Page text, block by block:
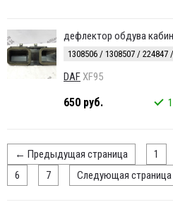
дефлектор обдува
1308506 / 1308507 / 224847
DAFXF95
650 руб.
← Предыдущая страница 1
6
7 Следующая страница